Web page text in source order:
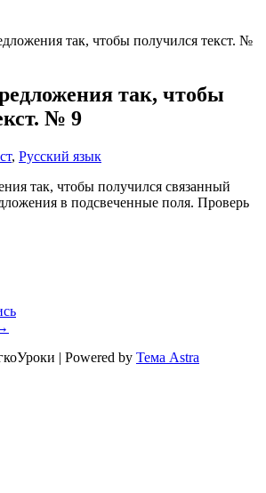
так, чтобы получился текст. №
так, чтобы
№ 9
, Русский язык
так, чтобы получился связанный
в подсвеченные поля. Проверь
| Powered by Тема Astra